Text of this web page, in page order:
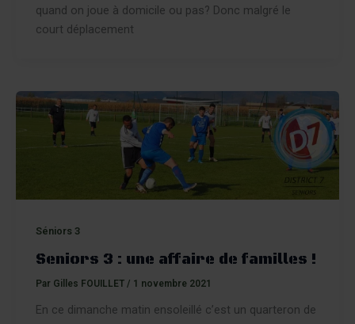
quand on joue à domicile ou pas? Donc malgré le
court déplacement
Séniors 3
Seniors 3 : une affaire de familles !
Par Gilles FOUILLET / 1 novembre 2021
En ce dimanche matin ensoleillé c’est un quarteron de